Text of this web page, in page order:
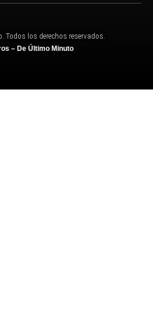
Todos los derechos reservados.
– De Último Minuto